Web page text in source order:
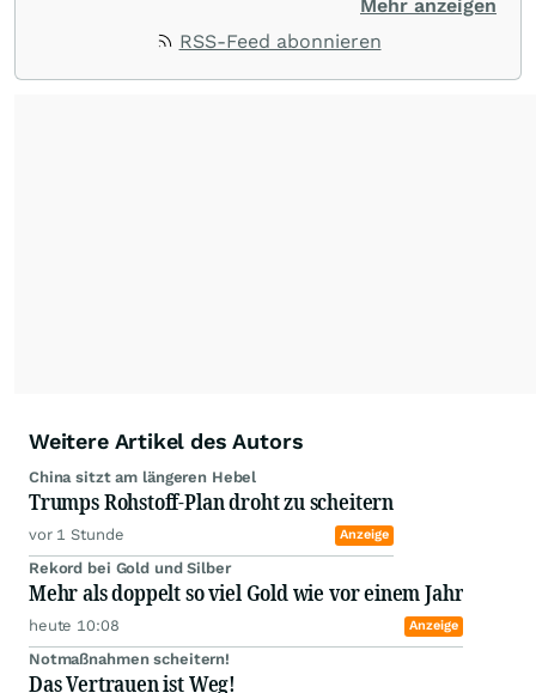
und Technologiebranche aus Australien und
Mehr anzeigen
RSS-Feed abonnieren
Weitere Artikel des Autors
China sitzt am längeren Hebel
Trumps Rohstoff-Plan droht zu scheitern
vor 1 Stunde Anzeige
Rekord bei Gold und Silber
Mehr als doppelt so viel Gold wie vor einem Jahr
heute 10:08 Anzeige
Notmaßnahmen scheitern!
Das Vertrauen ist Weg!